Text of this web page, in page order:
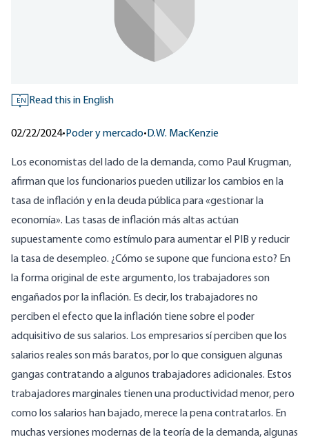
EN Read this in English
02/22/2024•Poder y mercado•D.W. MacKenzie
Los economistas del lado de la demanda, como Paul Krugman,
afirman que los funcionarios pueden utilizar los cambios en la
tasa de inflación y en la deuda pública para «gestionar la
economía». Las tasas de inflación más altas actúan
supuestamente como estímulo para aumentar el PIB y reducir
la tasa de desempleo. ¿Cómo se supone que funciona esto? En
la forma original de este argumento, los trabajadores son
engañados por la inflación. Es decir, los trabajadores no
perciben el efecto que la inflación tiene sobre el poder
adquisitivo de sus salarios. Los empresarios sí perciben que los
salarios reales son más baratos, por lo que consiguen algunas
gangas contratando a algunos trabajadores adicionales. Estos
trabajadores marginales tienen una productividad menor, pero
como los salarios han bajado, merece la pena contratarlos. En
muchas versiones modernas de la teoría de la demanda, algunas